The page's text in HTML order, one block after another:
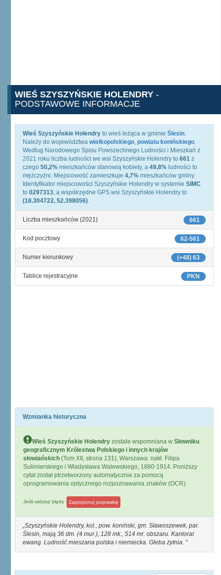
WIEŚ SZYSZYŃSKIE HOLENDRY -
PODSTAWOWE INFORMACJE
Wieś Szyszyńskie Holendry to wieś leżąca w gminie Ślesin.
Należy do województwa wielkopolskiego, powiatu konińskiego.
Według Narodowego Spisu Powszechnego Ludności i Mieszkań z
2021 roku liczba ludności we wsi Szyszyńskie Holendry to 661 z
czego 50,2% mieszkańców stanowią kobiety, a 49,8% ludności to
mężczyźni. Miejscowość zamieszkuje 4,7% mieszkańców gminy.
Identyfikator miejscowości Szyszyńskie Holendry w systemie SIMC
to 0297313, a współrzędne GPS wsi Szyszyńskie Holendry to
(18.304722, 52.398056).
661
Liczba mieszkańców (2021)
62-561
Kod pocztowy
(+48) 63
Numer kierunkowy
PKN
Tablice rejestracyjne
Wzmianka historyczna
Wieś Szyszyńskie Holendry została wspomniana w Słowniku
geograficznym Królestwa Polskiego i innych krajów
słowiańskich (Tom XII, strona 131), Warszawa: nakł. Filipa
Sulimierskiego i Władysława Walewskiego, 1880-1914. Poniższy
cytat został ptrzetworzony automatycznie za pomocą
oprogramowania optycznego rozpoznawania znaków (OCR).
Jeśli widzisz błędy Zaproponuj poprawkę
Szyszyńskie Holendry, kol., pow. koniński, gm. Sławoszewek, par.
Ślesin, mają 36 dm. (4 mur.), 128 mk., 514 mr. obszaru. Kantorat
ewang. Ludność mieszana polska i niemiecka. Gleba żytnia.